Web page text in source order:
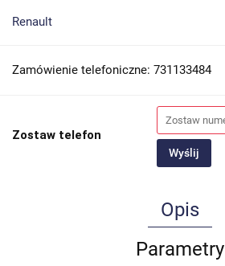
Renault
Zamówienie telefoniczne: 731133484
Zostaw telefon
Wyślij
Opis
Parametry